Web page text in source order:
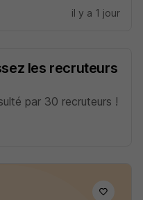
il y a 1 jour
les recruteurs
par 30 recruteurs !